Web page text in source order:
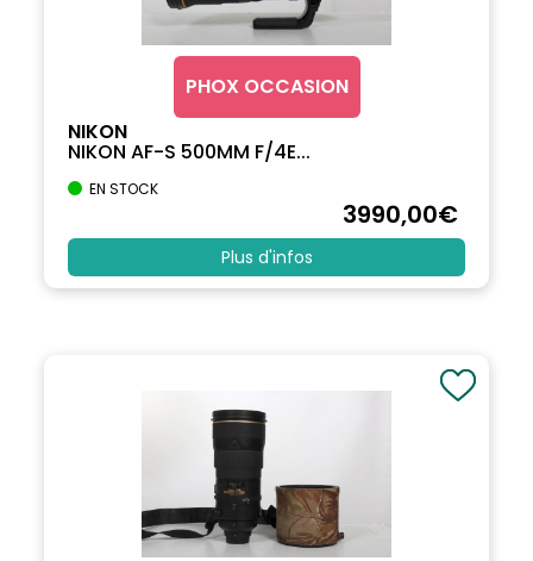
PHOX OCCASION
NIKON
NIKON AF-S 500MM F/4E...
EN STOCK
3990,00€
Plus d'infos